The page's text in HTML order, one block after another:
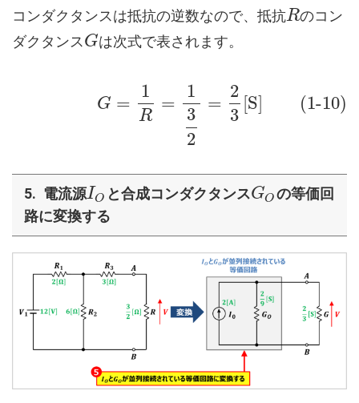
コンダクタンスは抵抗の逆数なので、抵抗Rのコン
ダクタンスGは次式で表されます。
G =
1
R
=
1
3
2
=
2
3
[S] (1-10)
電流源IO と合成コンダクタンスGO の等価回
路に変換する